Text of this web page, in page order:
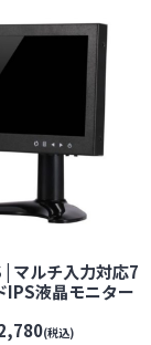
マルチ入力対応7
IPS液晶モニター
視カメラ
(税込)